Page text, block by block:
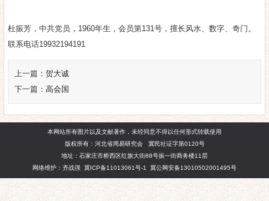
杜振芳，中共党员，1960年生，会员第131号，擅长风水、数字、奇门。
联系电话19932194191
上一篇：贺大诚
下一篇：高会国
本网站所有图片以及文献著作，未经同意不得以任何形式转载使用
版权所有：河北省周易研究会 冀民社证字第0120号
地址：石家庄市桥西区红旗大街88号振一街商务楼11层
网络维护：齐战强 冀ICP备11013061号-1 冀公网安备13010502001495号